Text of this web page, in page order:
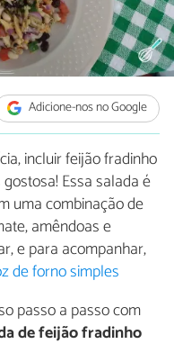
Adicione-nos no Google
incluir feijão fradinho
Essa salada é
uma combinação de
amêndoas e
e para acompanhar,
de forno simples
passo a passo com
de feijão fradinho